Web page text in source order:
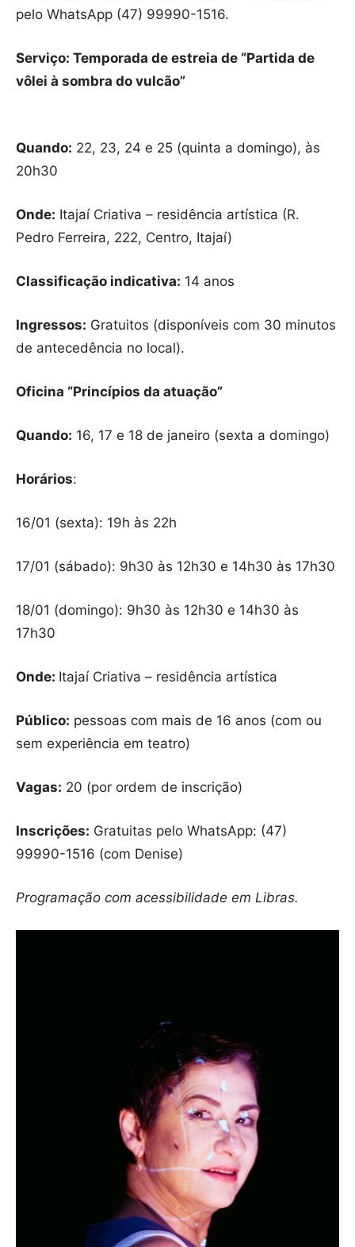
pelo WhatsApp (47) 99990-1516.
Serviço: Temporada de estreia de “Partida de
vôlei à sombra do vulcão”
Quando: 22, 23, 24 e 25 (quinta a domingo), às
20h30
Onde: Itajaí Criativa – residência artística (R.
Pedro Ferreira, 222, Centro, Itajaí)
Classificação indicativa: 14 anos
Ingressos: Gratuitos (disponíveis com 30 minutos
de antecedência no local).
Oficina “Princípios da atuação”
Quando: 16, 17 e 18 de janeiro (sexta a domingo)
Horários:
16/01 (sexta): 19h às 22h
17/01 (sábado): 9h30 às 12h30 e 14h30 às 17h30
18/01 (domingo): 9h30 às 12h30 e 14h30 às
17h30
Onde: Itajaí Criativa – residência artística
Público: pessoas com mais de 16 anos (com ou
sem experiência em teatro)
Vagas: 20 (por ordem de inscrição)
Inscrições: Gratuitas pelo WhatsApp: (47)
99990-1516 (com Denise)
Programação com acessibilidade em Libras.